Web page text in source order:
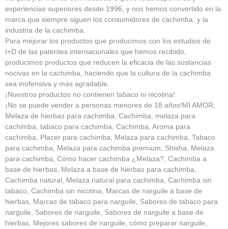
experiencias superiores desde 1996, y nos hemos convertido en la
marca que siempre siguen los consumidores de cachimba. y la
industria de la cachimba.
Para mejorar los productos que producimos con los estudios de
I+D de las patentes internacionales que hemos recibido,
producimos productos que reducen la eficacia de las sustancias
nocivas en la cachimba, haciendo que la cultura de la cachimba
sea inofensiva y más agradable.
¡Nuestros productos no contienen tabaco ni nicotina!
¡No se puede vender a personas menores de 18 años!MI AMOR,
Melaza de hierbas para cachimba, Cachimba, melaza para
cachimba, tabaco para cachimba, Cachimba, Aroma para
cachimba, Placer para cachimba, Melaza para cachimba, Tabaco
para cachimba, Melaza para cachimba premium, Shisha, Melaza
para cachimba, Cómo hacer cachimba ¿Melaza?, Cachimba a
base de hierbas, Melaza a base de hierbas para cachimba,
Cachimba natural, Melaza natural para cachimba, Cachimba sin
tabaco, Cachimba sin nicotina, Marcas de narguile a base de
hierbas, Marcas de tabaco para narguile, Sabores de tabaco para
narguile, Sabores de narguile, Sabores de narguile a base de
hierbas, Mejores sabores de narguile, cómo preparar narguile,